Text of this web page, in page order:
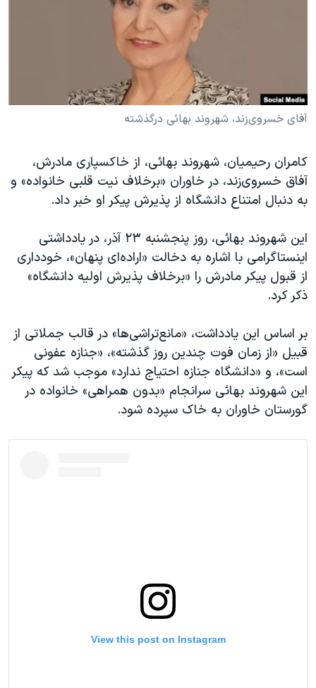
علم و فناوری
اسرائیل در جنگ
آرشیو پخش زنده
انتخابات ریاست جمهوری آمریکا ۲۰۲۴
حمله جمهوری اسلامی به اسرائیل
ورزش زنان در ایران
مجموعه مستندهای دادخواهی
تریبونال مردمی آبان ۹۸
چهل سال گروگان‌گیری
قانون شفافیت دارائی کادر رهبری ایران
اعتراضات مردمی آبان ۹۸
نرگس محمدی برنده جایزه نوبل صلح
همایش محافظه‌کاران آمریکا «سی‌پک»
صفحه‌های ویژه
سفر پرزیدنت ترامپ به چین
زبانهای مختلف
آفای خسروی‌زند، شهروند بهائی درگذشته
کامران رحیمیان، شهروند بهائی، از خاکسپاری مادرش،
آفاق خسروی‌زند، در خاوران «برخلاف نیت قلبی خانواده» و
به دنبال امتناع دانشگاه از پذیرش پیکر او خبر داد.
این شهروند بهائی، روز پنجشنبه ۲۳ آذر، در یادداشتی
اینستاگرامی با اشاره به دخالت «اراده‌ای پنهان»، خودداری
از قبول پیکر مادرش را «برخلاف پذیرش اولیه دانشگاه»
ذکر کرد.
بر اساس این یادداشت، «مانع‌تراشی‌ها» در قالب جملاتی از
قبیل «از زمان فوت چندین روز گذشته»، «جنازه عفونی
است»، و «دانشگاه جنازه احتیاج ندارد» موجب شد که پیکر
این شهروند بهائی سرانجام «بدون همراهی» خانواده در
گورستان خاوران به خاک سپرده شود.